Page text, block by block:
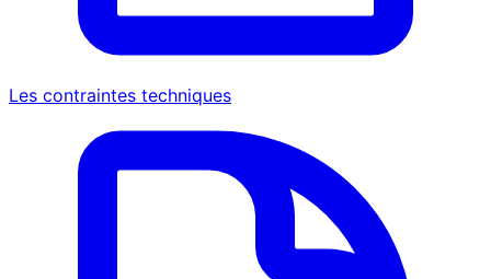
Les contraintes techniques